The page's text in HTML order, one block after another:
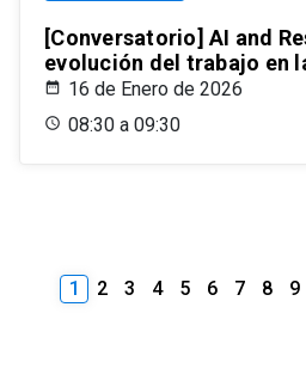
[Conversatorio] AI and
evolución del trabajo en
16 de Enero de 2026
08:30 a 09:30
1 2 3 4 5 6 7 8 9